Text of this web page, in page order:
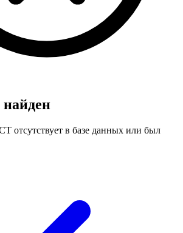
отсутствует в базе данных или был